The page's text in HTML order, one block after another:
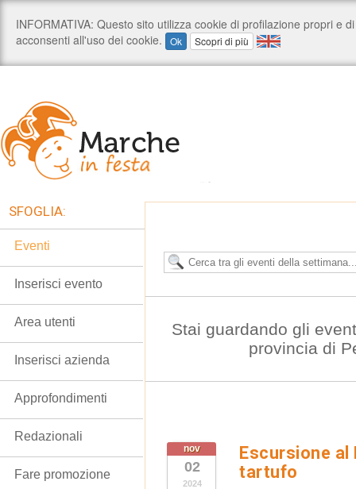
Stai guardando gli
provincia di
nov
02
2024
Escursione al
tartufo
SFOGLIA:
Eventi
Inserisci evento
Area utenti
Inserisci azienda
Approfondimenti
Redazionali
Fare promozione